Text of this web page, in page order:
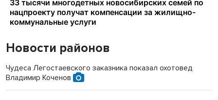
Новости районов
Чудеса Легостаевского заказника показал охотовед
Владимир Коченов